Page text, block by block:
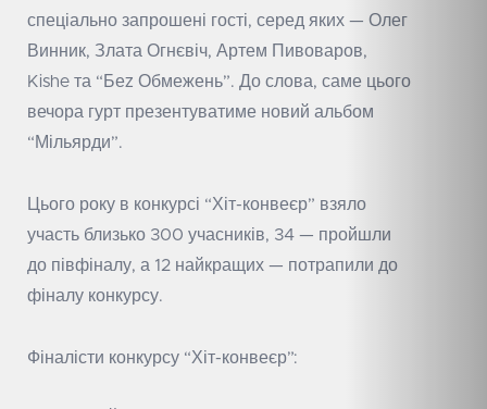
спеціально запрошені гості, серед яких — Олег
Винник, Злата Огнєвіч, Артем Пивоваров,
Kishe та “Беz Обмежень”. До слова, саме цього
вечора гурт презентуватиме новий альбом
“Мільярди”.
Цього року в конкурсі “Хіт-конвеєр” взяло
участь близько 300 учасників, 34 — пройшли
до півфіналу, а 12 найкращих — потрапили до
фіналу конкурсу.
Фіналісти конкурсу “Хіт-конвеєр”: